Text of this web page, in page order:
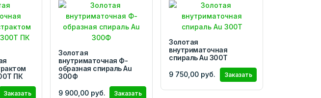
ПК
Заказать
Золотая
внутриматочная Ф-
образная спираль Au
300Ф
9 900,00 руб. Заказать
Золотая
внутриматочная
спираль Au 300Т
9 750,00 руб. Заказать